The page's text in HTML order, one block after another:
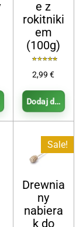
e z
rokitniki
em
(100g)
2,99 €
Dodaj do
Sale!
Drewnia
ny
nabiera
k do